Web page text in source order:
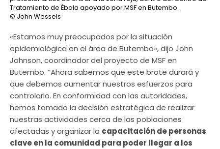
Tratamiento de Ébola apoyado por MSF en Butembo.
© John Wessels
«Estamos muy preocupados por la situación
epidemiológica en el área de Butembo», dijo John
Johnson, coordinador del proyecto de MSF en
Butembo. “Ahora sabemos que este brote durará y
que debemos aumentar nuestros esfuerzos para
controlarlo. En conformidad con las autoridades,
hemos tomado la decisión estratégica de realizar
nuestras actividades cerca de las poblaciones
afectadas y organizar la capacitación de personas
clave en la comunidad para poder llegar a los